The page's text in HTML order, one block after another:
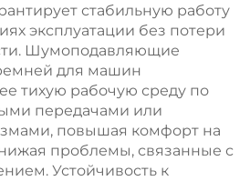
стабильную работу
эксплуатации без потери
Шумоподавляющие
для машин
тихую рабочую среду по
передачами или
повышая комфорт на
проблемы, связанные с
Устойчивость к